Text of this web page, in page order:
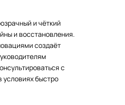
и чёткий
и восстановления.
создаёт
с
быстро